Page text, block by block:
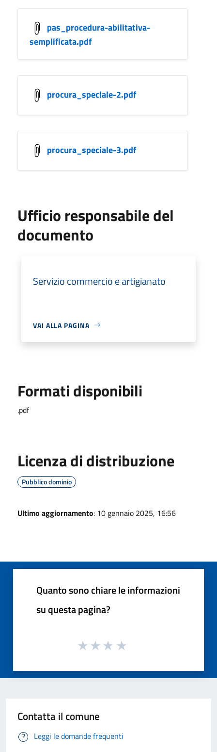
pas_procedura-abilitativa-
semplificata.pdf
procura_speciale-2.pdf
procura_speciale-3.pdf
Ufficio responsabile del
documento
Servizio commercio e artigianato
VAI ALLA PAGINA
Formati disponibili
.pdf
Licenza di distribuzione
Pubblico dominio
Ultimo aggiornamento: 10 gennaio 2025, 16:56
Quanto sono chiare le informazioni
su questa pagina?
Contatta il comune
Leggi le domande frequenti